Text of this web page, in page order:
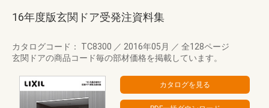
16年度版玄関ドア受発注資料集
カタログコード： TC8300 ／ 2016年05月 ／ 全128ページ
玄関ドアの商品コード毎の部材価格を掲載しています。